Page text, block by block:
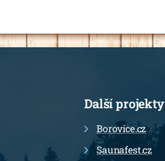
Další projekty
Borovice.cz
Saunafest.cz